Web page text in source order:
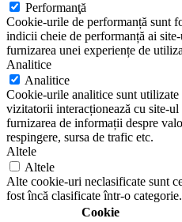
Performanţă
Cookie-urile de performanță sunt
indicii cheie de performanță ai
furnizarea unei experiențe de
Analitice
Analitice
Cookie-urile analitice sunt
vizitatorii interacționează cu site-
furnizarea de informații despre
respingere, sursa de trafic etc.
Altele
Altele
Alte cookie-uri neclasificate sunt
fost încă clasificate într-o categorie.
Cookie